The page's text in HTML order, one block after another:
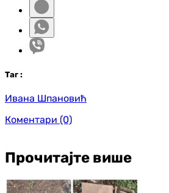
Таг :
Ивана Шпановић
Коментари (0)
Прочитајте више